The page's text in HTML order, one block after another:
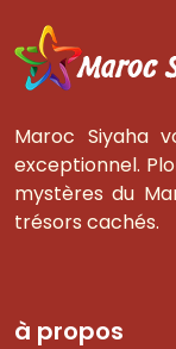
Maroc Siyaha
exceptionnel.
mystères du
trésors cachés.
à propos